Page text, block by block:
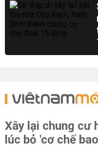
Xây lại chung cư
lúc bỏ 'cơ chế